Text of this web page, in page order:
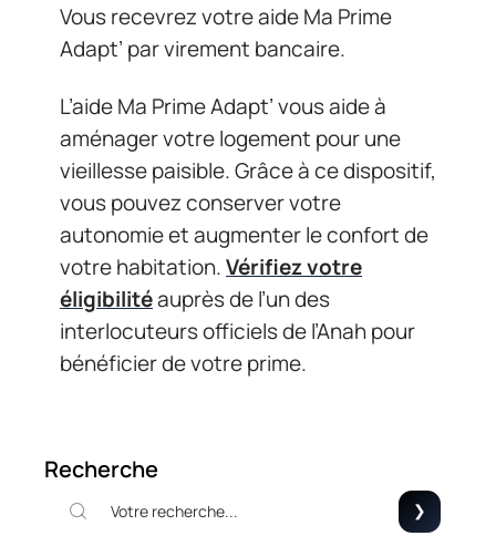
Vous recevrez votre aide Ma Prime
Adapt’ par virement bancaire.
L’aide Ma Prime Adapt’ vous aide à
aménager votre logement pour une
vieillesse paisible. Grâce à ce dispositif,
vous pouvez conserver votre
autonomie et augmenter le confort de
votre habitation.Vérifiez votre
éligibilitéauprès de l’un des
interlocuteurs officiels de l’Anah pour
bénéficier de votre prime.
Recherche